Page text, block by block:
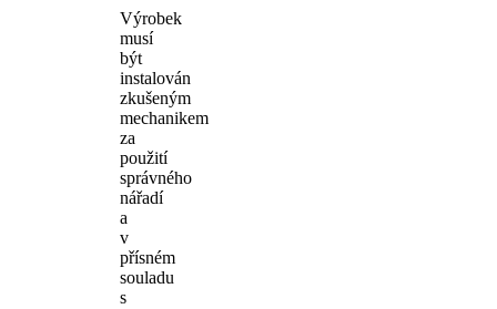
Výrobek
musí
být
instalován
zkušeným
mechanikem
za
použití
správného
nářadí
a
v
přísném
souladu
s